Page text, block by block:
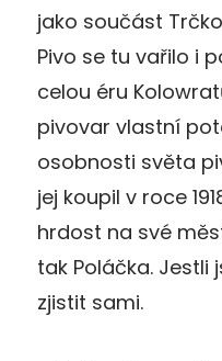
jako součást
Pivo se tu vařilo i
celou éru
pivovar vlastní
osobnosti světa
jej koupil v roce
hrdost na své
tak Poláčka. Jestli
zjistit sami.